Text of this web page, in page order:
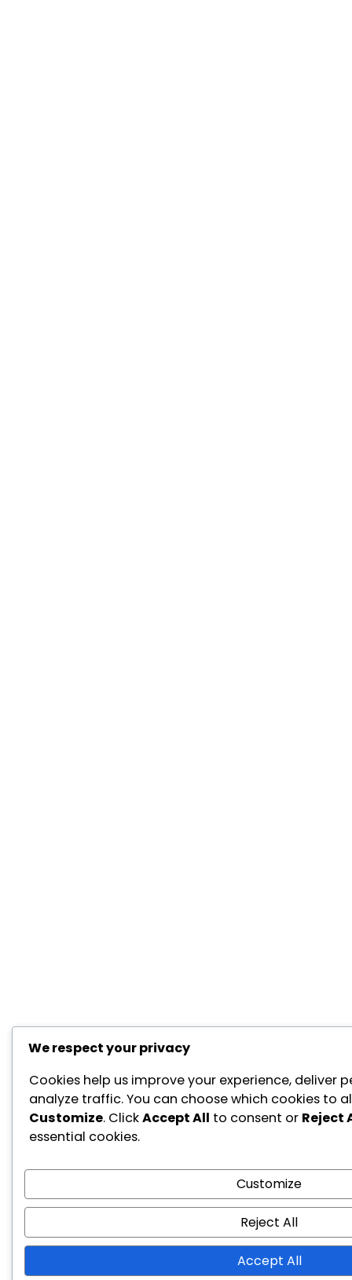
We respect your privacy
Cookies help us improve your experience, deliver
analyze traffic. You can choose which cookies to
Customize. ClickAccept All to consent or Reject
essential cookies.
Customize
Reject All
Accept All